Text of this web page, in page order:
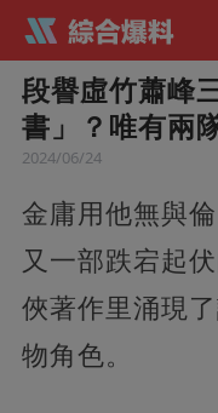
段譽虛竹蕭峰
書」？唯有兩
2024/06/24
金庸用他無與
又一部跌宕起
俠著作里涌現
物角色。